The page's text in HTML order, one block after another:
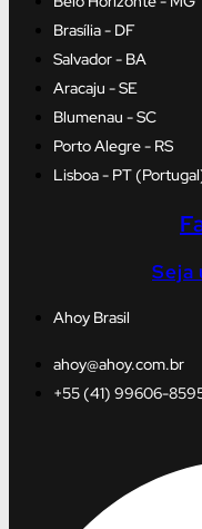
Brasília - DF
Salvador - BA
Aracaju - SE
Blumenau - SC
Porto Alegre - RS
Lisboa - PT
Seja
Ahoy Brasil
ahoy@ahoy.com.br
+55 (41) 99606-